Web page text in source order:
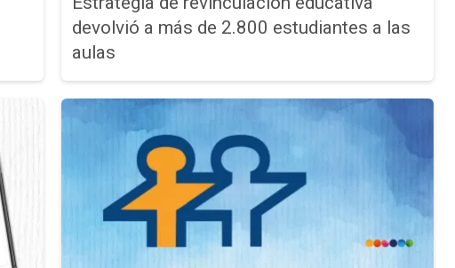
devolvió a más de 2.800 estudiantes a las
aulas